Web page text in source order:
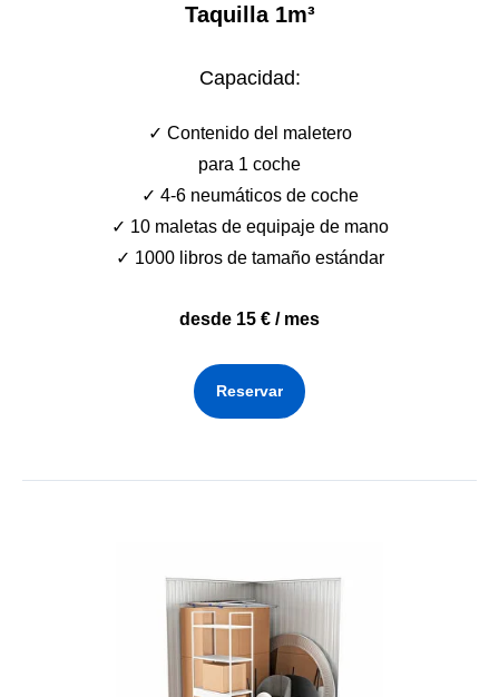
Taquilla 1m³
Capacidad:
✓ Сontenido del maletero
para 1 coche
✓ 4-6 neumáticos de coche
✓ 10 maletas de equipaje de mano
✓ 1000 libros de tamaño estándar
desde 15 € / mes
Reservar